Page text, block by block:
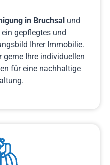
in Bruchsal und
gepflegtes und
Ihrer Immobilie.
Ihre individuellen
für eine nachhaltige